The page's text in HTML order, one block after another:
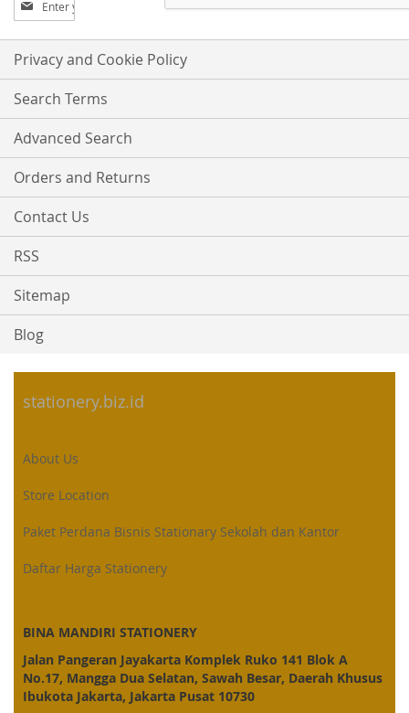
Up
for
Our
Newsletter:
Privacy and Cookie Policy
Search Terms
Advanced Search
Orders and Returns
Contact Us
RSS
Sitemap
Blog
stationery.biz.id
About Us
Store Location
Paket Perdana Bisnis Stationary Sekolah dan Kantor
Daftar Harga Stationery
BINA MANDIRI STATIONERY
Jalan Pangeran Jayakarta Komplek Ruko 141 Blok A
No.17, Mangga Dua Selatan, Sawah Besar, Daerah Khusus
Ibukota Jakarta, Jakarta Pusat 10730